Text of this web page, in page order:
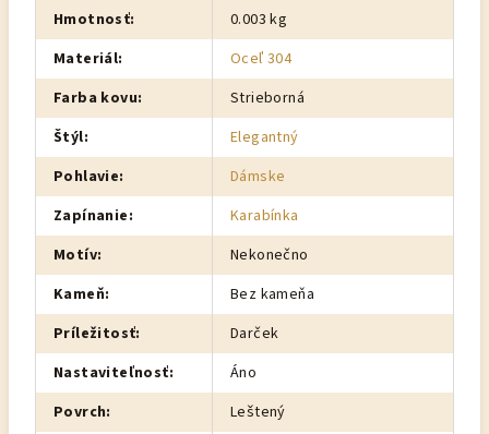
Hmotnosť:
0.003 kg
Materiál:
Oceľ 304
Farba kovu:
Strieborná
Štýl:
Elegantný
Pohlavie:
Dámske
Zapínanie:
Karabínka
Motív:
Nekonečno
Kameň:
Bez kameňa
Príležitosť:
Darček
Nastaviteľnosť:
Áno
Povrch:
Leštený